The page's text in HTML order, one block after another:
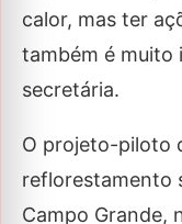
calor, mas ter
também é muito
secretária.
O projeto-piloto
reflorestamento
Campo Grande,